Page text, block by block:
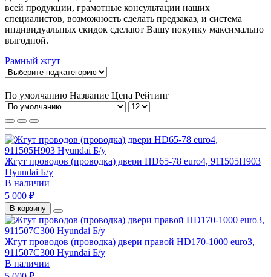
всей продукции, грамотные консультации наших
специалистов, возможность сделать предзаказ, и система
индивидуальных скидок сделают Вашу покупку максимально
выгодной.
Рамный жгут
По умолчанию Название Цена Рейтинг
Жгут проводов (проводка) двери HD65-78 euro4, 911505H903
Hyundai Б/у
В наличии
5 000 ₽
В корзину
Жгут проводов (проводка) двери правой HD170-1000 euro3,
911507C300 Hyundai Б/у
В наличии